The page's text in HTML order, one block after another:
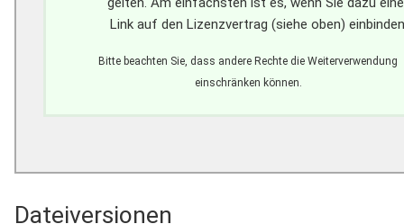
Link auf den Lizenzvertrag (siehe oben)
Bitte beachten Sie, dass andere Rechte die Weiterverwendung
einschränken können.
Dateiversionen